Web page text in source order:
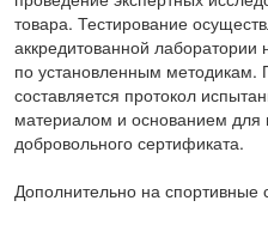
товара. Тестирование
аккредитованной
по установленным методикам.
составляется протокол
материалом и основанием для
добровольного сертификата.
Дополнительно на спортивные